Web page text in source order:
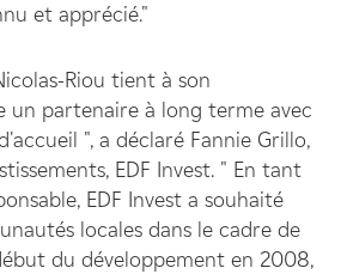
et apprécié."
Riou tient à son
un partenaire à long terme avec
", a déclaré Fannie Grillo,
EDF Invest. " En tant
EDF Invest a souhaité
locales dans le cadre de
du développement en 2008,